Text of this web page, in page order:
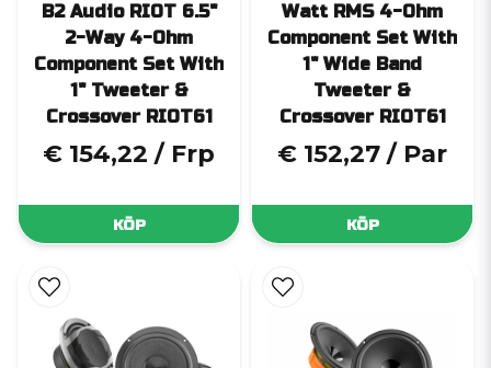
B2 Audio RIOT 6.5"
2-Way 4-Ohm
Component Set With
1" Tweeter &
Crossover RIOT61
€ 154,22 / Frp
KÖP
Watt RMS 4-Ohm
Component Set With
1" Wide Band
Tweeter &
Crossover RIOT61
€ 152,27 / Par
KÖP